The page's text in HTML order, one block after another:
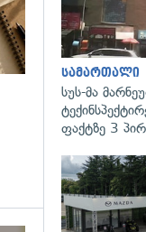
სამართალი
სუს-მა
ფაქტზე 3